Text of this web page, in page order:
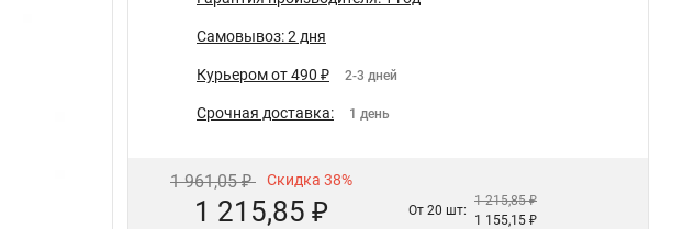
Самовывоз: 2 дня
Курьером от 490 ₽ 2-3 дней
Срочная доставка: 1 день
1 961,05 ₽ Скидка 38%
1 215,85 ₽ От 20 шт:
1 215,85 ₽
1 155,15 ₽